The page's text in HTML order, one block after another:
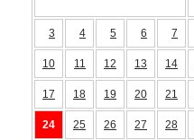
3 4 5 6 7
10 11 12 13 14
17 18 19 20 21
24 25 26 27 28